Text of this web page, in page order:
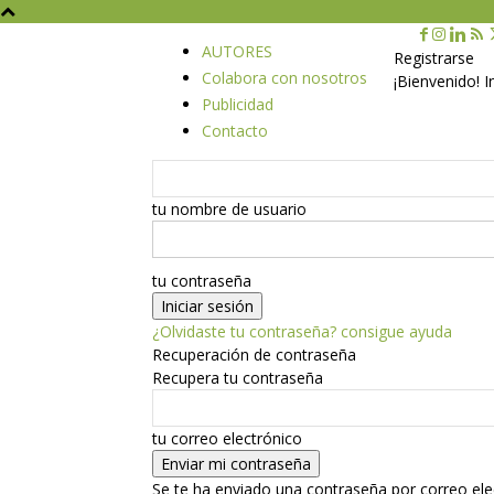
AUTORES
Colabora con nosotros
Publicidad
Contacto
Registrarse
¡Bienvenido!
tu nombre de usuario
tu contraseña
¿Olvidaste tu contraseña? consigue ayuda
Recuperación de contraseña
Recupera tu contraseña
tu correo electrónico
Se te ha enviado una contraseña por correo